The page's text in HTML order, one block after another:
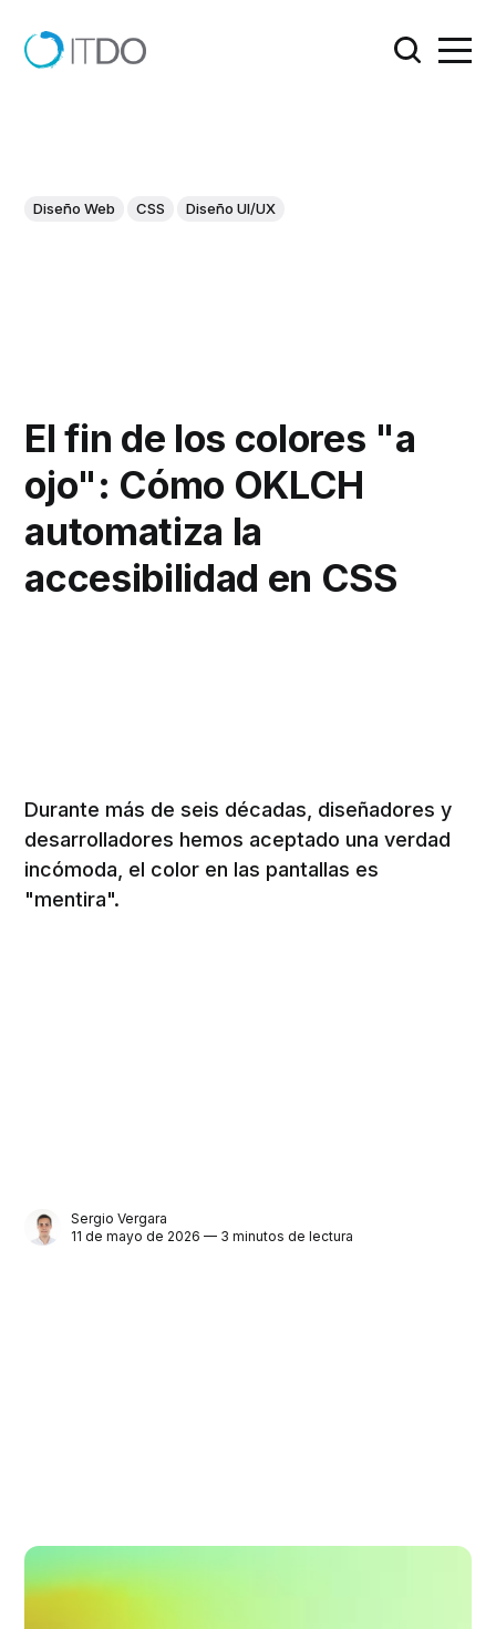
Diseño Web CSS Diseño UI/UX
El fin de los colores "a
ojo": Cómo OKLCH
automatiza la
accesibilidad en CSS
Durante más de seis décadas, diseñadores y
desarrolladores hemos aceptado una verdad
incómoda, el color en las pantallas es
"mentira".
Sergio Vergara
11 de mayo de 2026 — 3 minutos de lectura